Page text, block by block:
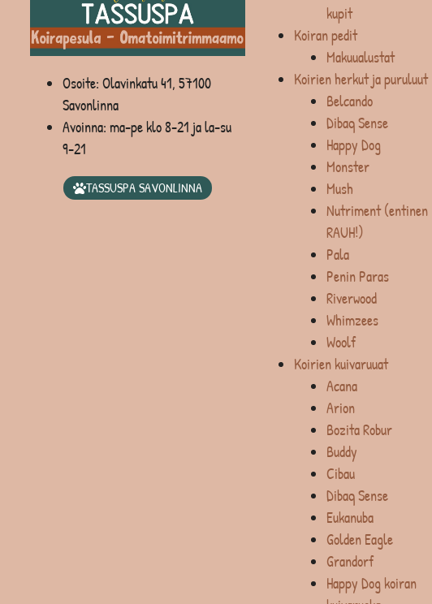
Osoite: Olavinkatu 41, 57100
Savonlinna
Avoinna: ma-pe klo 8-21 ja la-su
9-21
TASSUSPA SAVONLINNA
kupit
Koiran pedit
Makuualustat
Koirien herkut ja puruluut
Belcando
Dibaq Sense
Happy Dog
Monster
Mush
Nutriment (entinen
RAUH!)
Pala
Penin Paras
Riverwood
Whimzees
Woolf
Koirien kuivaruuat
Acana
Arion
Bozita Robur
Buddy
Cibau
Dibaq Sense
Eukanuba
Golden Eagle
Grandorf
Happy Dog koiran